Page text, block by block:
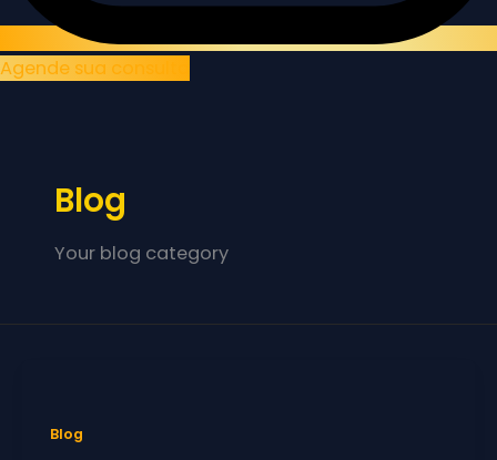
Agende sua consulta
Blog
Your blog category
Blog